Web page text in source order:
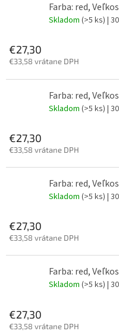
Farba: red,
Skladom (>5 ks) |
€27,30
€33,58 vrátane DPH
Farba: red,
Skladom (>5 ks) |
€27,30
€33,58 vrátane DPH
Farba: red,
Skladom (>5 ks) |
€27,30
€33,58 vrátane DPH
Farba: red,
Skladom (>5 ks) |
€27,30
€33,58 vrátane DPH